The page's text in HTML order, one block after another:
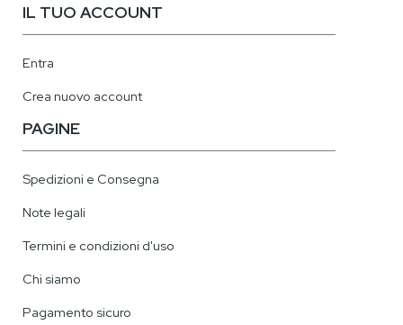
IL TUO ACCOUNT
Entra
Crea nuovo account
PAGINE
Spedizioni e Consegna
Note legali
Termini e condizioni d'uso
Chi siamo
Pagamento sicuro